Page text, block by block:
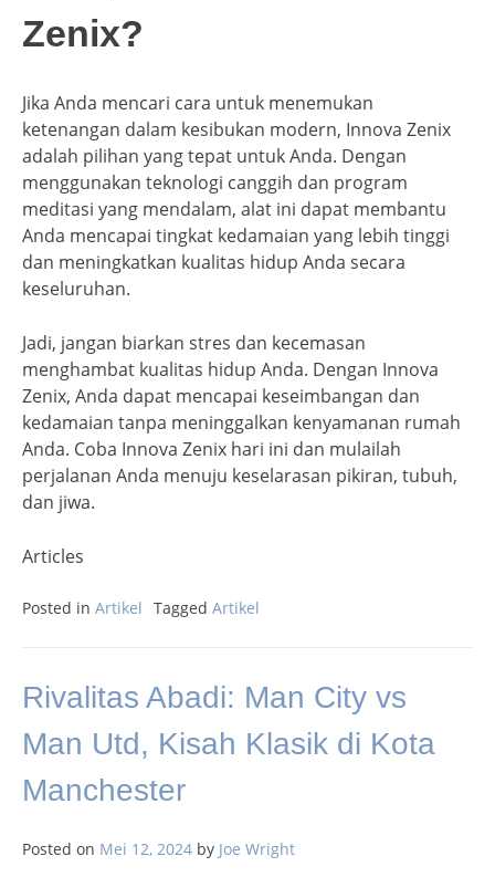
Zenix?
Jika Anda mencari cara untuk menemukan
ketenangan dalam kesibukan modern, Innova Zenix
adalah pilihan yang tepat untuk Anda. Dengan
menggunakan teknologi canggih dan program
meditasi yang mendalam, alat ini dapat membantu
Anda mencapai tingkat kedamaian yang lebih tinggi
dan meningkatkan kualitas hidup Anda secara
keseluruhan.
Jadi, jangan biarkan stres dan kecemasan
menghambat kualitas hidup Anda. Dengan Innova
Zenix, Anda dapat mencapai keseimbangan dan
kedamaian tanpa meninggalkan kenyamanan rumah
Anda. Coba Innova Zenix hari ini dan mulailah
perjalanan Anda menuju keselarasan pikiran, tubuh,
dan jiwa.
Articles
Posted in Artikel Tagged Artikel
Rivalitas Abadi: Man City vs
Man Utd, Kisah Klasik di Kota
Manchester
Posted on Mei 12, 2024 by Joe Wright